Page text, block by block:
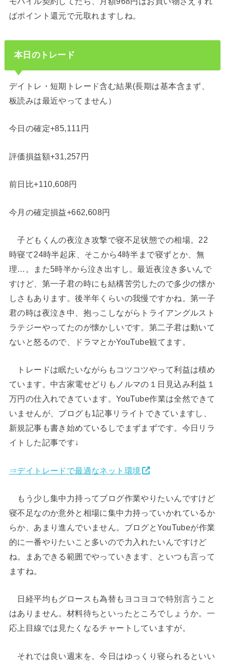
ばポイント還元で元取れますしね。
本日のトレード
デイトレ・短期トレード含む結果(長期は基本含まず、
板読みは最近やってません）
今日の確定+85,111円
評価損益額+31,257円
前日比+110,608円
今月の確定損益+662,608円
子どもくんの夜泣き攻撃で寝不足状態での相場。22
時寝て24時半起床、そこから4時半まで寝ずとか、無
理…。また5時半から泣き出すし。最近夜泣き多いんで
すけど、第一子君の時にも結構苦労したので多少の懐か
しさもあります。後半年くらいの我慢ですかね。第一子
君の時は夜泣き中、抱っこしながらトライアングルスト
ラテジーやってたのが懐かしいです。第二子君は動いて
ないと怒るので、ドラマとかYouTube観てます。
トレードは眠たいながらもコツコツやって利益は積め
ています。中古家電せどりもノルマの１日見込み利益１
万円の仕入れできています。YouTube作業は全然できて
いませんが、ブログも1記事リライトできていますし、
新規記事も書き始めているしでまずまずです。今日リラ
イトした記事です↓
⇒デイトレードで最適なネット環境
もう少し集中力持ってブログ作業やりたいんですけど
寝不足なのか意外と相場に集中力持っていかれているか
らか、あまり進んでいません。ブログとYouTubeが作業
的に一番やりたいこと多いので力入れたいんですけど
ね。まあできる範囲でやっていきます、といつも言って
ますね。
日経平均もグロースも為替もヨコヨコで特別言うこと
はありません。材料待ちといったところでしょうか。一
応上目線では見たくなるチャートしていますが。
それでは良い週末を。今日はゆっくり寝られるといい